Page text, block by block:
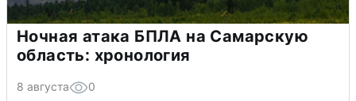
Ночная атака БПЛА на Самарскую
область: хронология
8 августа 0